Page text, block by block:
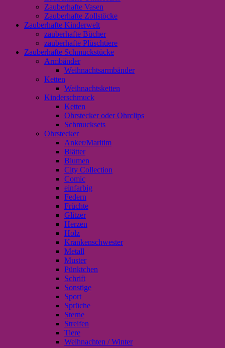
Zauberhafte Vasen
Zauberhafte Zollstöcke
Zauberhafte Kinderwelt
zauberhafte Bücher
zauberhafte Plüschtiere
Zauberhafte Schmuckstücke
Armbänder
Weihnachtsarmbänder
Ketten
Weihnachtsketten
Kinderschmuck
Ketten
Ohrstecker oder Ohrclips
Schmucksets
Ohrstecker
Anker/Maritim
Blätter
Blumen
City Collection
Comic
einfarbig
Federn
Früchte
Glitzer
Herzen
Holz
Krankenschwester
Metall
Muster
Pünktchen
Schrift
Sonstige
Sport
Sprüche
Sterne
Streifen
Tiere
Weihnachten / Winter